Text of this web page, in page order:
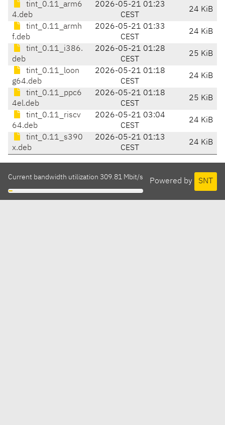
tint_0.11_arm6
4.deb
2026-05-21 01:23
CEST
24 KiB
tint_0.11_armh
f.deb
2026-05-21 01:33
CEST
24 KiB
tint_0.11_i386.
deb
2026-05-21 01:28
CEST
25 KiB
tint_0.11_loon
g64.deb
2026-05-21 01:18
CEST
24 KiB
tint_0.11_ppc6
4el.deb
2026-05-21 01:18
CEST
25 KiB
tint_0.11_riscv
64.deb
2026-05-21 03:04
CEST
24 KiB
tint_0.11_s390
x.deb
2026-05-21 01:13
CEST
24 KiB
Powered by SNT
Current bandwidth utilization 309.81 Mbit/s